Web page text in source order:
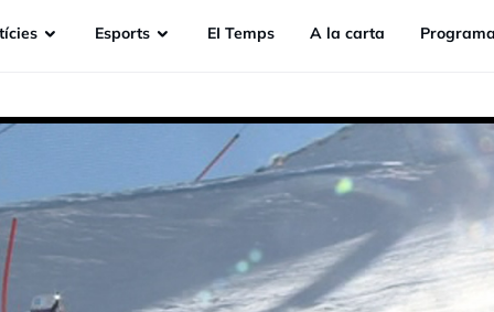
Esports EI Temps A la carta